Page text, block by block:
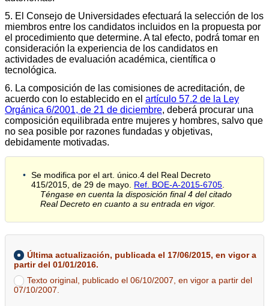
5. El Consejo de Universidades efectuará la selección de los
miembros entre los candidatos incluidos en la propuesta por
el procedimiento que determine. A tal efecto, podrá tomar en
consideración la experiencia de los candidatos en
actividades de evaluación académica, científica o
tecnológica.
6. La composición de las comisiones de acreditación, de
acuerdo con lo establecido en el artículo 57.2 de la Ley
Orgánica 6/2001, de 21 de diciembre, deberá procurar una
composición equilibrada entre mujeres y hombres, salvo que
no sea posible por razones fundadas y objetivas,
debidamente motivadas.
Se modifica por el art. único.4 del Real Decreto
415/2015, de 29 de mayo. Ref. BOE-A-2015-6705
Téngase en cuenta la disposición final 4 del citado
Real Decreto en cuanto a su entrada en vigor.
Última actualización, publicada el 17/06/2015, en vigor a
partir del 01/01/2016.
Texto original, publicado el 06/10/2007, en vigor a partir del
07/10/2007.